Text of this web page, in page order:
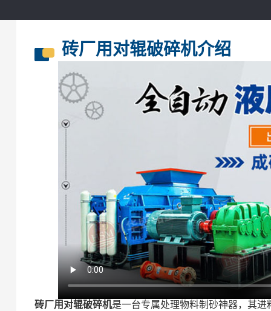
砖厂用对辊破碎机介绍
砖厂用对辊破碎机是一台专属处理物料制砂神器，其进